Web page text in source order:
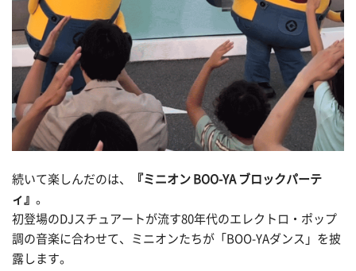
続いて楽しんだのは、
『ミニオン BOO-YA ブロックパーテ
ィ』 。
初登場のDJスチュアートが流す80年代のエレクトロ・ポップ
調の音楽に合わせて、ミニオンたちが「BOO-YAダンス」を披
露します。